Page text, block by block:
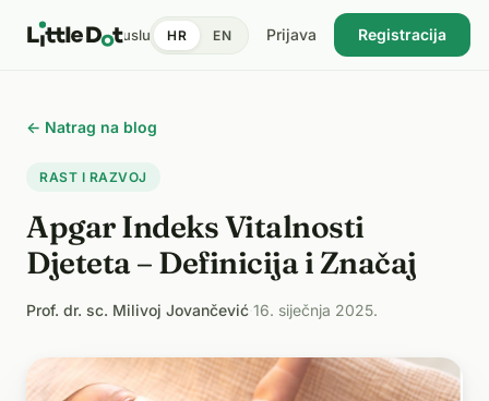
Doktori Pronađi uslugu USKORO CijeneDnevnik zdravljaBlog
HR EN Prijava Registracija
← Natrag na blog
RAST I RAZVOJ
Apgar Indeks Vitalnosti
Djeteta – Definicija i Značaj
Prof. dr. sc. Milivoj Jovančević 16. siječnja 2025.